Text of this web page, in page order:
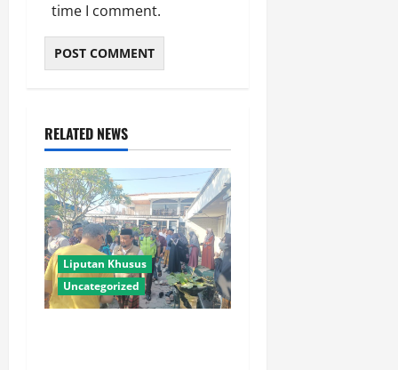
time I comment.
RELATED NEWS
Liputan Khusus
Uncategorized